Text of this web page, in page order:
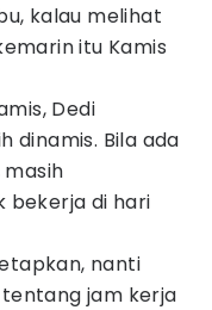
kalau melihat
itu Kamis
Dedi
dinamis. Bila ada
masih
bekerja di hari
nanti
jam kerja